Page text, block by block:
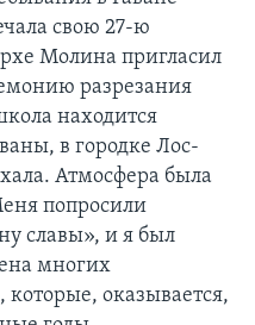
свою 27-ю
Молина пригласил
разрезания
находится
в городке Лос-
Атмосфера была
попросили
славы», и я был
многих
оказывается,